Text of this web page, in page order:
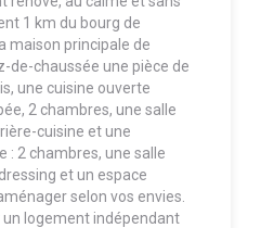
1 km du bourg de
maison principale de
de-chaussée une pièce de
une cuisine ouverte
2 chambres, une salle
cuisine et une
: 2 chambres, une salle
et un espace
selon vos envies.
un logement indépendant